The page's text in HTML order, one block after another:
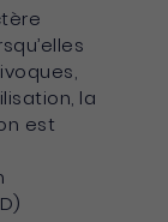
la
est